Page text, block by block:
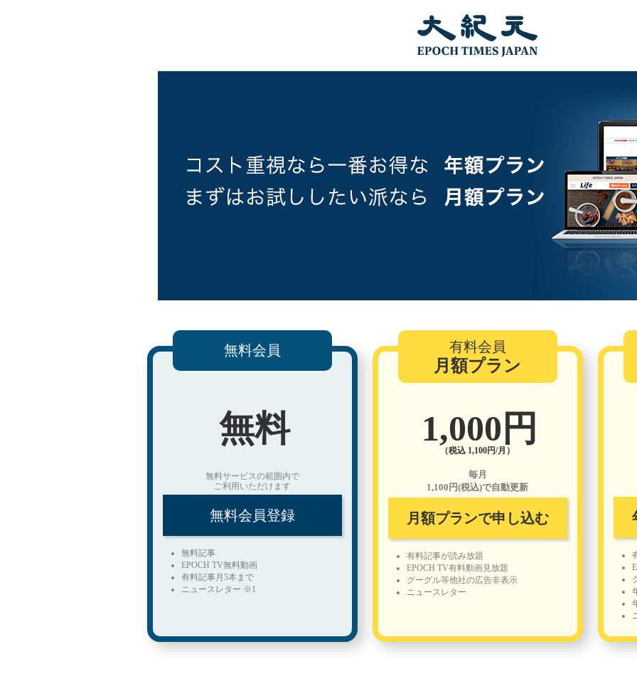
無料会員
無料
無料サービスの範囲内で
ご利用いただけます
無料会員登録
無料記事
EPOCH TV無料動画
有料記事月5本まで
ニュースレター ※1
有料会員
月額プラン
1,000円
（税込 1,100円/月）
毎月
1,100円(税込)で自動更新
月額プランで申し込む
有料記事が読み放題
EPOCH TV有料動画見放題
グーグル等他社の広告非表示
ニュースレター